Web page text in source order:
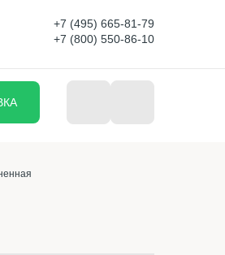
+7 (495) 665-81-79
+7 (800) 550-86-10